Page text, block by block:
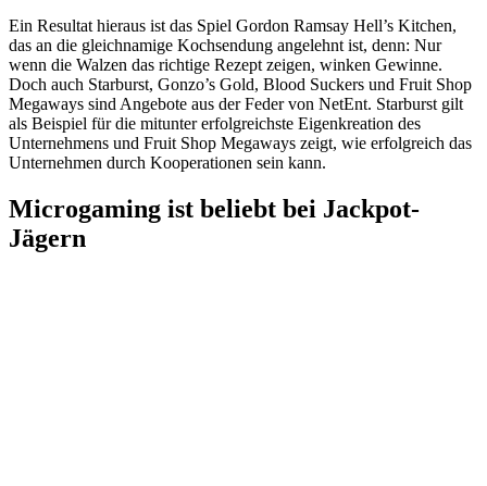
Ein Resultat hieraus ist das Spiel Gordon Ramsay Hell’s Kitchen,
das an die gleichnamige Kochsendung angelehnt ist, denn: Nur
wenn die Walzen das richtige Rezept zeigen, winken Gewinne.
Doch auch Starburst, Gonzo’s Gold, Blood Suckers und Fruit Shop
Megaways sind Angebote aus der Feder von NetEnt. Starburst gilt
als Beispiel für die mitunter erfolgreichste Eigenkreation des
Unternehmens und Fruit Shop Megaways zeigt, wie erfolgreich das
Unternehmen durch Kooperationen sein kann.
Microgaming ist beliebt bei Jackpot-
Jägern